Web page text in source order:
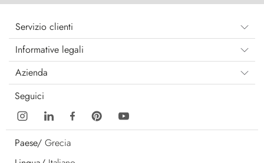
Servizio clienti
Informative legali
Azienda
Seguici
Paese/ Grecia